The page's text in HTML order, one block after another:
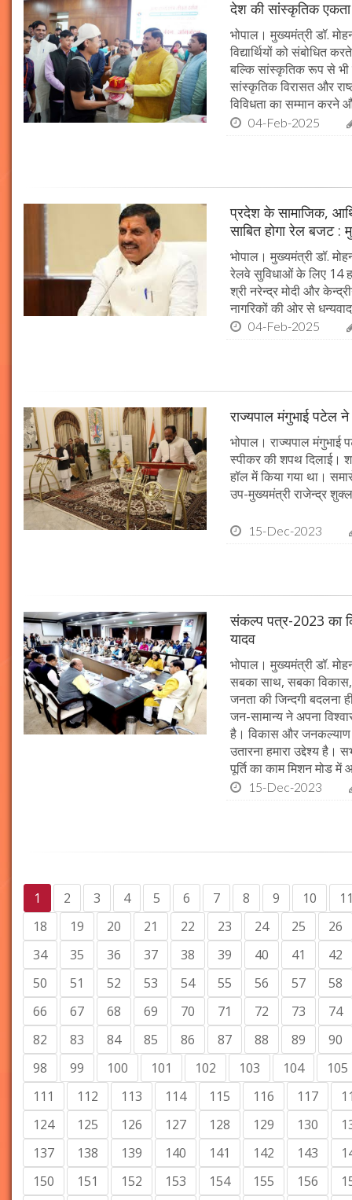
देश की सांस्कृतिक
भोपाल। मुख्यमंत्री डॉ.
विद्यार्थियों को संबोधित
बल्कि सांस्कृतिक रूप से भी
सांस्कृतिक विरासत और
विविधता का सम्मान
04-Feb-2025
प्रदेश के सामाजिक,
साबित होगा रेल बजट :
भोपाल। मुख्यमंत्री डॉ.
रेलवे सुविधाओं के लिए 14
श्री नरेन्द्र मोदी और
नागरिकों की ओर से
04-Feb-2025
राज्यपाल मंगुभाई पटेल ने
भोपाल। राज्यपाल मंगुभाई
स्पीकर की शपथ दिलाई।
हॉल में किया गया था।
उप-मुख्यमंत्री राजेन्द्र
15-Dec-2023
संकल्प पत्र-2023 का
यादव
भोपाल। मुख्यमंत्री डॉ.
सबका साथ, सबका
जनता की जिन्दगी बदलना
जन-सामान्य ने अपना
है। विकास और
उतारना हमारा उद्देश्य
पूर्ति का काम मिशन मोड
15-Dec-2023
1 2 3 4 5 6 7 8 9 10
18
19 20 21 22 23 24 25
26
34
35 36 37 38 39 40 41
42
50
51 52 53 54 55 56 57
58
66
67 68 69 70 71 72 73
74
82
83 84 85 86 87 88 89
90
98
99 100 101 102 103 104
105
111
112 113 114 115 116 117
124
125 126 127 128 129 130
137
138 139 140 141 142 143
150
151 152 153 154 155 156